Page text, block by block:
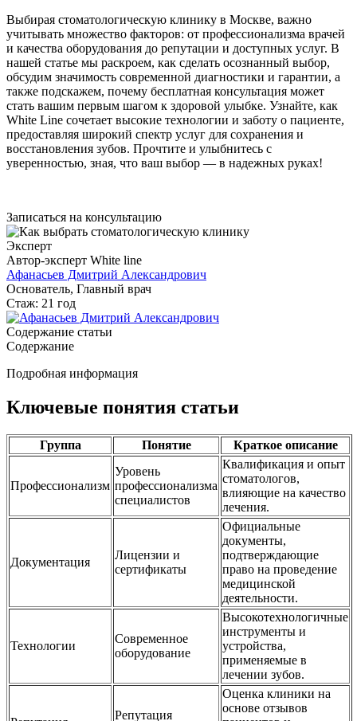
Выбирая стоматологическую клинику в Москве, важно
учитывать множество факторов: от профессионализма врачей
и качества оборудования до репутации и доступных услуг. В
нашей статье мы раскроем, как сделать осознанный выбор,
обсудим значимость современной диагностики и гарантии, а
также подскажем, почему бесплатная консультация может
стать вашим первым шагом к здоровой улыбке. Узнайте, как
White Line сочетает высокие технологии и заботу о пациенте,
предоставляя широкий спектр услуг для сохранения и
восстановления зубов. Прочтите и улыбнитесь с
уверенностью, зная, что ваш выбор — в надежных руках!
Записаться на консультацию
Эксперт
Автор-эксперт White line
Афанасьев Дмитрий Александрович
Основатель, Главный врач
Стаж: 21 год
Содержание статьи
Содержание
Подробная информация
Ключевые понятия статьи
Группа Понятие Краткое описание
Профессионализм
Уровень
профессионализма
специалистов
Квалификация и опыт
стоматологов,
влияющие на качество
лечения.
Документация
Лицензии и
сертификаты
Официальные
документы,
подтверждающие
право на проведение
медицинской
деятельности.
Технологии
Современное
оборудование
Высокотехнологичные
инструменты и
устройства,
применяемые в
лечении зубов.
Репутация
Оценка клиники на
основе отзывов